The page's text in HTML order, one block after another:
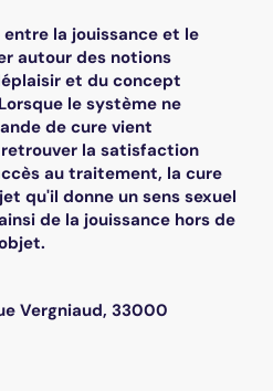
la jouissance et le
autour des notions
et du concept
le système ne
de cure vient
la satisfaction
au traitement, la cure
qu'il donne un sens sexuel
de la jouissance hors de
Vergniaud, 33000